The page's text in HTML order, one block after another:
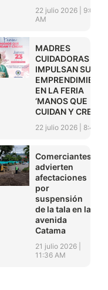
22 julio 2026
9:01
AM
MADRES
CUIDADORAS
IMPULSAN SUS
EN LA FERIA
‘MANOS QUE
CUIDAN Y CREAN’
22 julio 2026 8:45
Comerciantes
advierten
afectaciones
por
suspensión
de la tala en la
avenida
Catama
21 julio 2026
11:36 AM